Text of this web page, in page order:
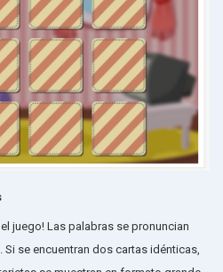
juego! Las palabras se pronuncian
se encuentran dos cartas idénticas,